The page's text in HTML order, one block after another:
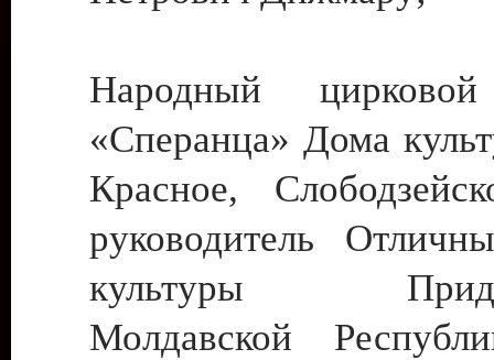
Народный цирковой
«Сперанца» Дома
Красное,
руководитель
культуры
Молдавской